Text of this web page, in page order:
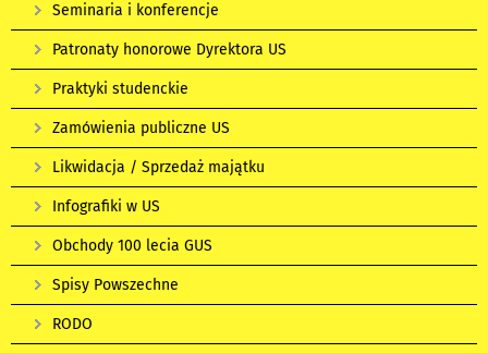
Seminaria i konferencje
Patronaty honorowe Dyrektora US
Praktyki studenckie
Zamówienia publiczne US
Likwidacja / Sprzedaż majątku
Infografiki w US
Obchody 100 lecia GUS
Spisy Powszechne
RODO